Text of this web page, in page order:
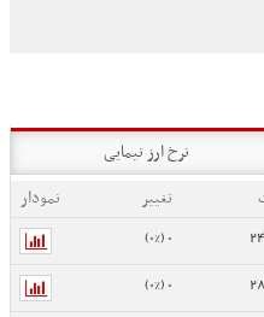
نرخ ارز نیمایی
تغییر
نمودار
0 (0%)
0 (0%)